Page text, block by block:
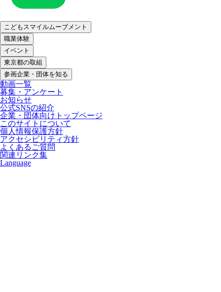
こどもスマイルムーブメント
職業体験
イベント
東京都の取組
参画企業・団体を知る
動画一覧
募集・アンケート
お知らせ
公式SNSの紹介
企業・団体向けトップページ
このサイトについて
個人情報保護方針
アクセシビリティ方針
よくあるご質問
関連リンク集
Language